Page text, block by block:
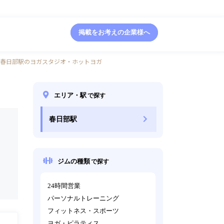
掲載をお考えの企業様へ
春日部駅のヨガスタジオ・ホットヨガ
エリア・駅で探す
春日部駅
ジムの種類で探す
24時間営業
パーソナルトレーニング
フィットネス・スポーツ